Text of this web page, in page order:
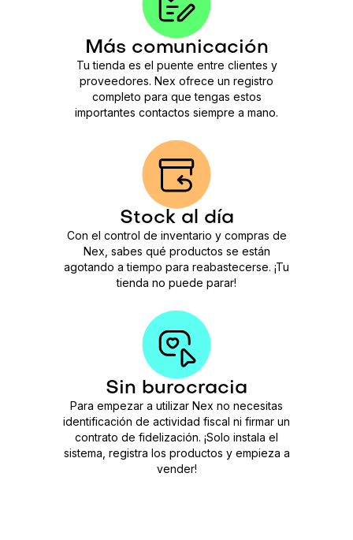
Más comunicación
Tu tienda es el puente entre clientes y
proveedores. Nex ofrece un registro
completo para que tengas estos
importantes contactos siempre a mano.
Stock al día
Con el control de inventario y compras de
Nex, sabes qué productos se están
agotando a tiempo para reabastecerse. ¡Tu
tienda no puede parar!
Sin burocracia
Para empezar a utilizar Nex no necesitas
identificación de actividad fiscal ni firmar un
contrato de fidelización. ¡Solo instala el
sistema, registra los productos y empieza a
vender!